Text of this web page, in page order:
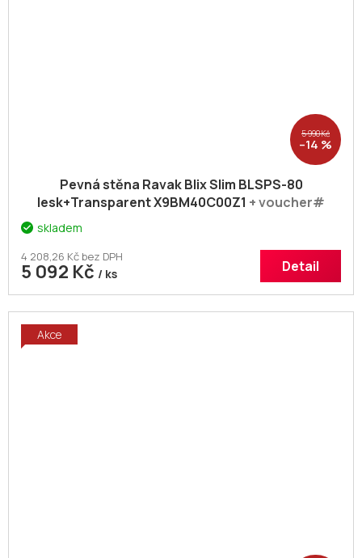
5 990 Kč
–14 %
Pevná stěna Ravak Blix Slim BLSPS-80
lesk+Transparent X9BM40C00Z1 + voucher#
skladem
4 208,26 Kč bez DPH
5 092 Kč / ks Detail
Akce